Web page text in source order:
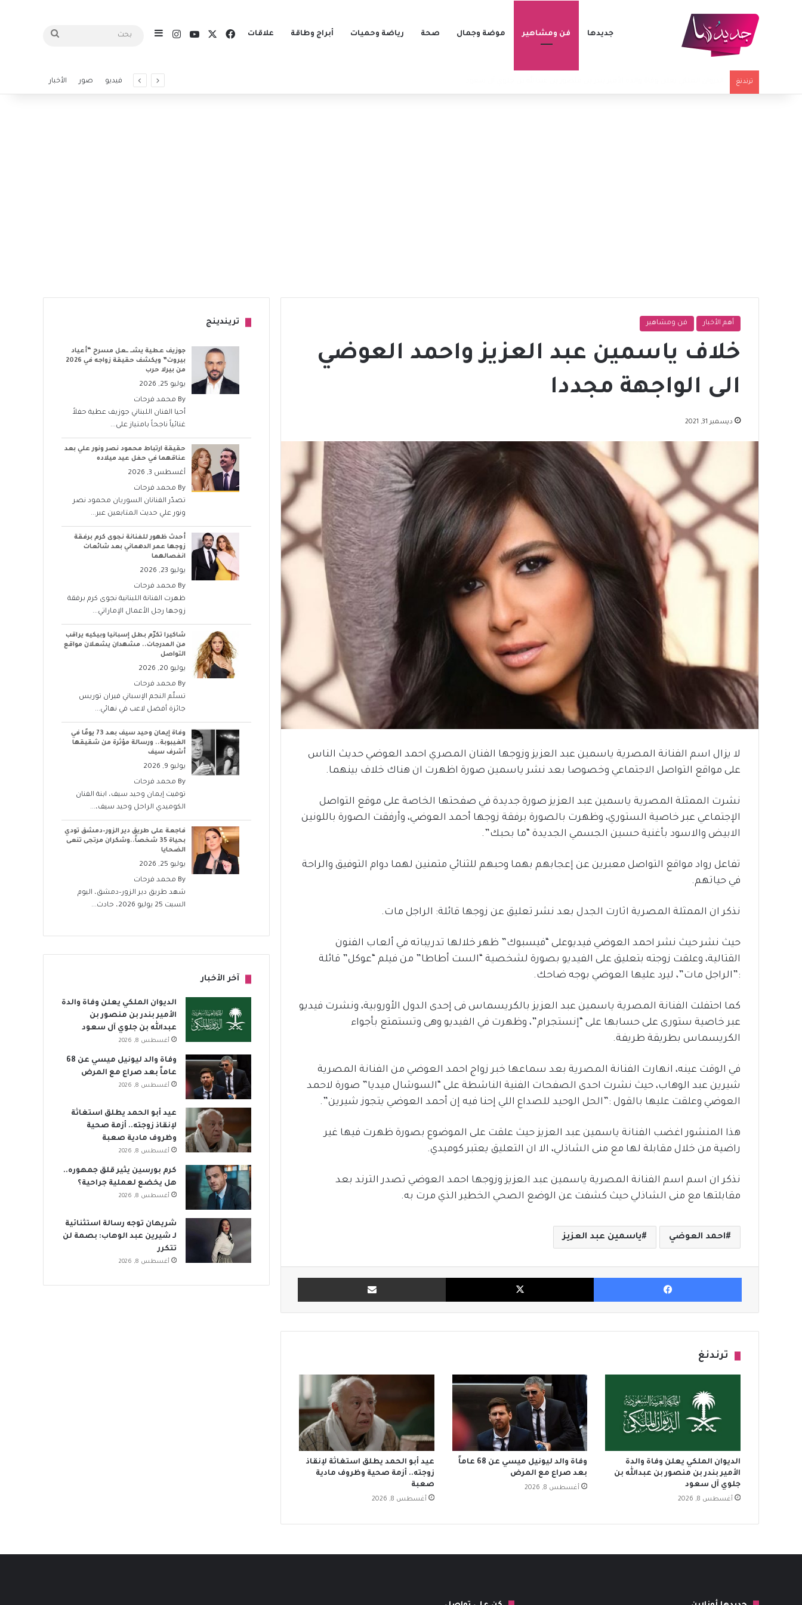
جديدها فن ومشاهير موضة وجمال صحة رياضة وحميات أبراج وطاقة علاقات فيسبوكيوتيوبانستقرامإضافة عمود جانبي بحث
ترندنغ فيديو صور الأخبار
أهم الأخبار فن ومشاهير
خلاف ياسمين عبد العزيز واحمد العوضي
الى الواجهة مجددا
ديسمبر 31, 2021
لا يزال اسم الفنانة المصرية ياسمين عبد العزيز وزوجها الفنان المصري احمد العوضي حديث الناس
على مواقع التواصل الاجتماعي وخصوصا بعد نشر ياسمين صورة اظهرت ان هناك خلاف بينهما.
نشرت الممثلة المصرية ياسمين عبد العزيز صورة جديدة في صفحتها الخاصة على موقع التواصل
الإجتماعي عبر خاصية الستوري، وظهرت بالصورة برفقة زوجها أحمد العوضي، وأرفقت الصورة باللونين
الابيض والاسود بأغنية حسين الجسمي الجديدة “ما بحبك”.
تفاعل رواد مواقع التواصل معبرين عن إعجابهم بهما وحبهم للثنائي متمنين لهما دوام التوفيق والراحة
في حياتهم.
نذكر ان الممثلة المصرية اثارت الجدل بعد نشر تعليق عن زوجها قائلة: الراجل مات.
حيث نشر حيث نشر احمد العوضي فيديوعلى “فيسبوك” ظهر خلالها تدريباته في ألعاب الفنون
القتالية، وعلقت زوجته بتعليق على الفيديو بصورة لشخصية “الست أطاطا” من فيلم “عوكل” قائلة
:”الراجل مات”، ليرد عليها العوضي بوجه ضاحك.
كما احتفلت الفنانة المصرية ياسمين عبد العزيز بالكريسماس فى إحدى الدول الأوروبية، ونشرت فيديو
عبر خاصية ستورى على حسابها على “إنستجرام”، وظهرت في الفيديو وهى وتستمتع بأجواء
الكريسماس بطريقة طريفة.
في الوقت عينه، انهارت الفنانة المصرية بعد سماعها خبر زواج احمد العوضي من الفنانة المصرية
شيرين عبد الوهاب، حيث نشرت احدى الصفحات الفنية الناشطة على “السوشال ميديا” صورة لاحمد
العوضي وعلقت عليها بالقول :”الحل الوحيد للصداع اللي إحنا فيه إن أحمد العوضي يتجوز شيرين”.
هذا المنشور اغضب الفنانة ياسمين عبد العزيز حيث علقت على الموضوع بصورة ظهرت فيها غير
راضية من خلال مقابلة لها مع منى الشاذلي، الا ان التعليق يعتبر كوميدي.
نذكر ان اسم اسم الفنانة المصرية ياسمين عبد العزيز وزوجها احمد العوضي تصدر الترند بعد
مقابلتها مع منى الشاذلي حيث كشفت عن الوضع الصحي الخطير الذي مرت به.
احمد العوضي ياسمين عبد العزيز
فيسبوك X مشاركة بالبريد
ترندنغ
الديوان الملكي يعلن وفاة والدة
الأمير بندر بن منصور بن عبدالله بن
جلوي آل سعود
أغسطس 8, 2026
وفاة والد ليونيل ميسي عن 68 عاماً
بعد صراع مع المرض
أغسطس 8, 2026
عيد أبو الحمد يطلق استغاثة لإنقاذ
زوجته.. أزمة صحية وظروف مادية
صعبة
أغسطس 8, 2026
تريندينج
جوزيف عطية يشــ ــعل مسرح “أعياد
بيروت” ويكشف حقيقة زواجه في 2026
من بيرلا حرب
يوليو 25, 2026
By محمد فرحات
أحيا الفنان اللبناني جوزيف عطية حفلاً
غنائياً ناجحاً بامتياز على...
حقيقة ارتباط محمود نصر ونور علي بعد
عناقهما في حفل عيد ميلاده
أغسطس 3, 2026
By محمد فرحات
تصدّر الفنانان السوريان محمود نصر
ونور علي حديث المتابعين عبر...
أحدث ظهور للفنانة نجوى كرم برفقة
زوجها عمر الدهماني بعد شائعات
انفصالهما
يوليو 23, 2026
By محمد فرحات
ظهرت الفنانة اللبنانية نجوى كرم برفقة
زوجها رجل الأعمال الإماراتي...
شاكيرا تكرّم بطل إسبانيا وبيكيه يراقب
من المدرجات.. مشهدان يشعلان مواقع
التواصل
يوليو 20, 2026
By محمد فرحات
تسلّم النجم الإسباني فيران توريس
جائزة أفضل لاعب في نهائي...
وفاة إيمان وحيد سيف بعد 73 يومًا في
الغيبوبة.. ورسالة مؤثرة من شقيقها
أشرف سيف
يوليو 9, 2026
By محمد فرحات
توفيت إيمان وحيد سيف، ابنة الفنان
الكوميدي الراحل وحيد سيف،...
فاجعة على طريق دير الزور–دمشق تودي
بحياة 35 شخصاً..وشكران مرتجى تنعى
الضحايا
يوليو 25, 2026
By محمد فرحات
شهد طريق دير الزور–دمشق، اليوم
السبت 25 يوليو 2026، حادث...
آخر الأخبار
الديوان الملكي يعلن وفاة والدة
الأمير بندر بن منصور بن
عبدالله بن جلوي آل سعود
أغسطس 8, 2026
وفاة والد ليونيل ميسي عن 68
عاماً بعد صراع مع المرض
أغسطس 8, 2026
عيد أبو الحمد يطلق استغاثة
لإنقاذ زوجته.. أزمة صحية
وظروف مادية صعبة
أغسطس 8, 2026
كرم بورسين يثير قلق جمهوره..
هل يخضع لعملية جراحية؟
أغسطس 8, 2026
شريهان توجه رسالة استثنائية
لـ شيرين عبد الوهاب: بصمة لن
تتكرر
أغسطس 8, 2026